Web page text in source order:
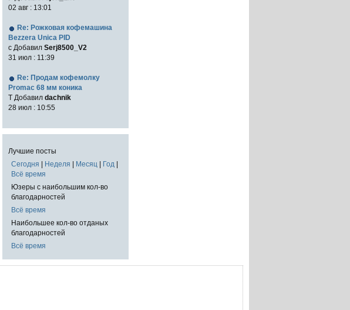
02 авг : 13:01
Re: Рожковая кофемашина
Bezzera Unica PID
с Добавил Serj8500_V2
31 июл : 11:39
Re: Продам кофемолку
Promac 68 мм коника
T Добавил dachnik
28 июл : 10:55
Лучшие посты
Сегодня | Неделя | Месяц | Год |
Всё время
Юзеры с наибольшим кол-во
благодарностей
Всё время
Наибольшее кол-во отданых
благодарностей
Всё время